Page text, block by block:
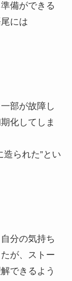
備ができる
には
部が故障し
化してしま
造られた”とい
分の気持ち
が、ストー
できるよう